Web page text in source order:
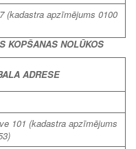
(kadastra apzīmējums 0100
KOPŠANAS NOLŪKOS
ADRESE
101 (kadastra apzīmējums